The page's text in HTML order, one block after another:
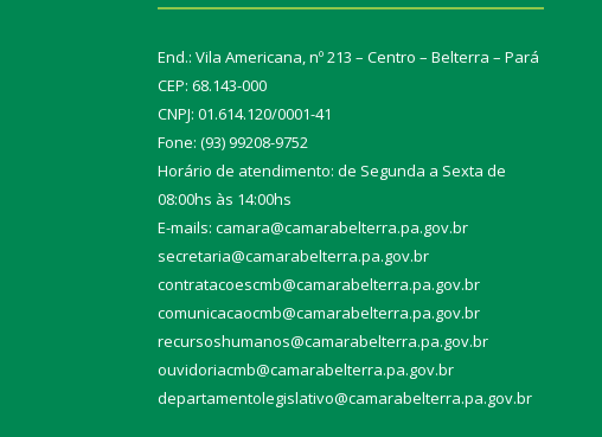
End.: Vila Americana, nº 213 – Centro – Belterra – Pará
CEP: 68.143-000
CNPJ: 01.614.120/0001-41
Fone: (93) 99208-9752
Horário de atendimento: de Segunda a Sexta de
08:00hs às 14:00hs
E-mails: camara@camarabelterra.pa.gov.br
secretaria@camarabelterra.pa.gov.br
contratacoescmb@camarabelterra.pa.gov.br
comunicacaocmb@camarabelterra.pa.gov.br
recursoshumanos@camarabelterra.pa.gov.br
ouvidoriacmb@camarabelterra.pa.gov.br
departamentolegislativo@camarabelterra.pa.gov.br